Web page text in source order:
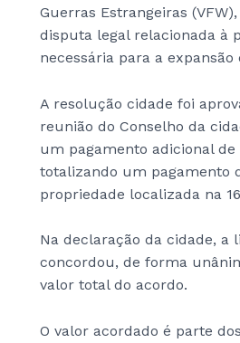
Guerras Estrangeiras
disputa legal relacionada à
necessária para a expansão
A resolução cidade foi
reunião do Conselho da
um pagamento adicional de
totalizando um pagamento
propriedade localizada na
Na declaração da cidade, a
concordou, de forma
valor total do acordo.
O valor acordado é parte